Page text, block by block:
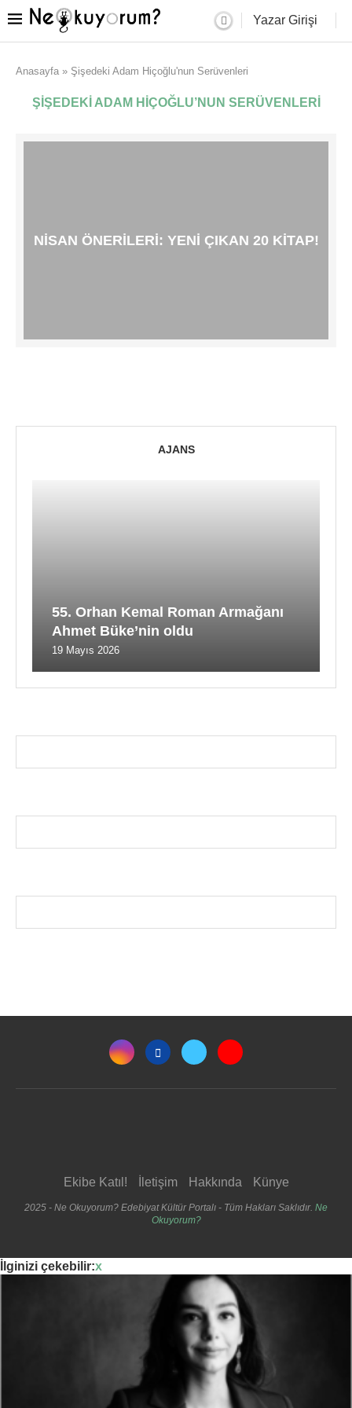
Yazar Girişi
Anasayfa » Şişedeki Adam Hiçoğlu'nun Serüvenleri
ŞIŞEDEKI ADAM HIÇOĞLU’NUN SERÜVENLERI
NISAN ÖNERILERI: YENI ÇIKAN 20 KITAP!
AJANS
55. Orhan Kemal Roman Armağanı
Ahmet Büke’nin oldu
19 Mayıs 2026
Ekibe Katıl! İletişim Hakkında Künye
2025 - Ne Okuyorum? Edebiyat Kültür Portalı - Tüm Hakları Saklıdır. Ne
Okuyorum?
İlginizi çekebilir:x